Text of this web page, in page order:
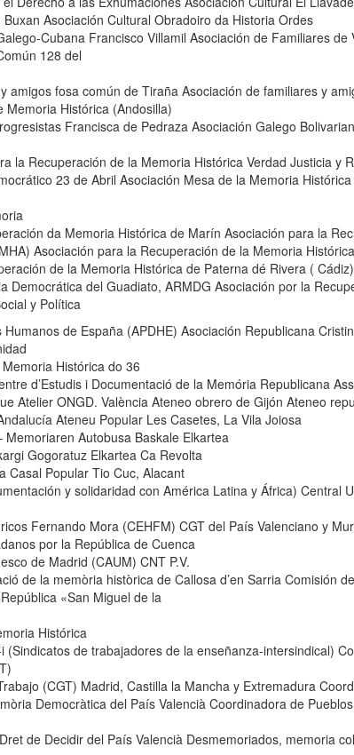
Asociación Cultural Obradoiro da Historia Ordes
Cubana Francisco Villamil Asociación de Familiares de
128 del
amigos fosa común de Tiraña Asociación de familiares y
Memoria Histórica (Andosilla)
Francisca de Pedraza Asociación Galego
la Recuperación de la Memoria Histórica Verdad Justicia y
23 de Abril Asociación Mesa de la Memoria
da Memoria Histórica de Marín Asociación para la
Asociación para la Recuperación de la Memoria
de la Memoria Histórica de Paterna dé Rivera (
Democrática del Guadiato, ARMDG Asociación por la
y Política
de España (APDHE) Asociación Republicana
Histórica do 36
d’Estudis i Documentació de la Memória Republicana
Atelier ONGD. València Ateneo obrero de Gijón Ateneo
Ateneu Popular Les Casetes, La Vila Joiosa
Autobusa Baskale Elkartea
Gogoratuz Elkartea Ca Revolta
Casal Popular Tio Cuc, Alacant
y solidaridad con América Latina y África) Central
Fernando Mora (CEHFM) CGT del País Valenciano y
por la República de Cuenca
de Madrid (CAUM) CNT P.V.
de la memòria històrica de Callosa d’en Sarria Comisión
«San Miguel de la
Histórica
(Sindicatos de trabajadores de la enseñanza-intersindical)
(CGT) Madrid, Castilla la Mancha y Extremadura
Democràtica del País Valencià Coordinadora de
de Decidir del País Valencià Desmemoriados, memoria